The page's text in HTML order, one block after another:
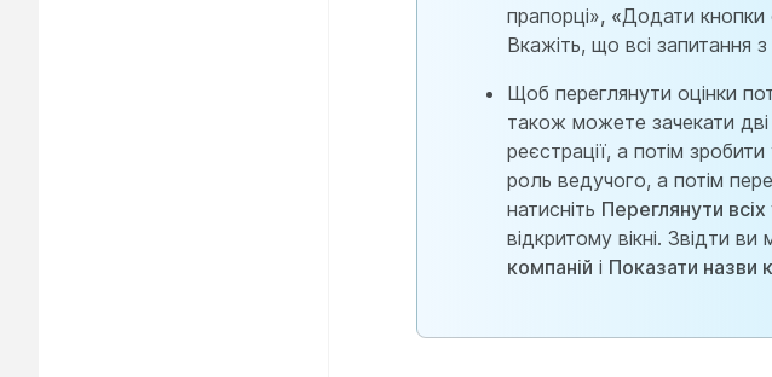
прапорці», «Додати кнопки
Вкажіть, що всі запитання
Щоб переглянути оцінки
також можете зачекати дві
реєстрації, а потім
роль ведучого, а потім
натисніть Переглянути всіх
відкритому вікні. Звідти
компаній і Показати назви